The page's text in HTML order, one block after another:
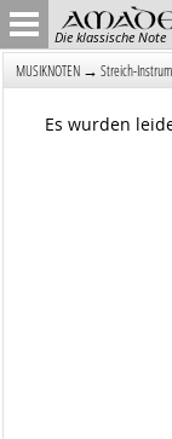
Die klassische Note
MUSIKNOTEN → Streich-
Es wurden